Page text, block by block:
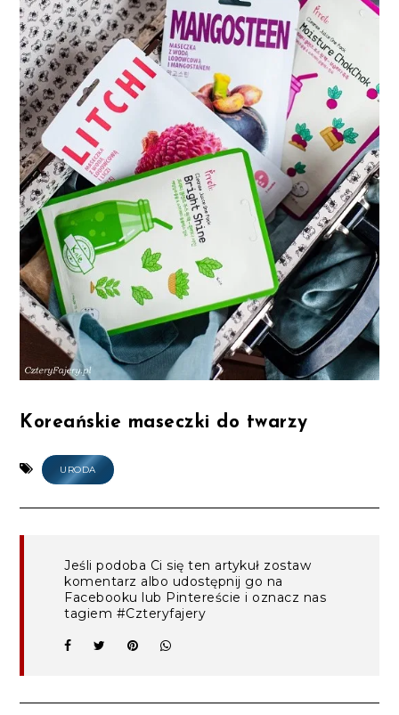
Koreańskie maseczki do twarzy
URODA
Jeśli podoba Ci się ten artykuł zostaw
komentarz albo udostępnij go na
Facebooku lub Pintereście i oznacz nas
tagiem #Czteryfajery